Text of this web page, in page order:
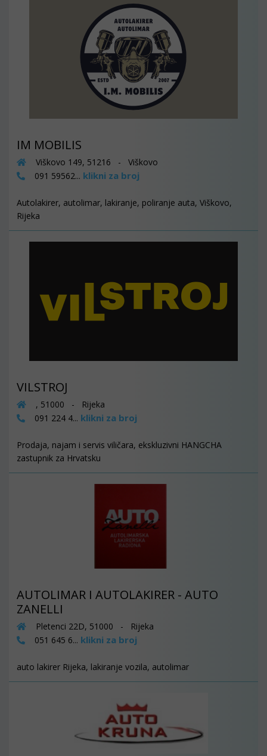
IM MOBILIS
Viškovo 149, 51216 - Viškovo
091 59562... klikni za broj
Autolakirer, autolimar, lakiranje, poliranje auta, Viškovo,
Rijeka
VILSTROJ
, 51000 - Rijeka
091 224 4... klikni za broj
Prodaja, najam i servis viličara, ekskluzivni HANGCHA
zastupnik za Hrvatsku
AUTOLIMAR I AUTOLAKIRER - AUTO
ZANELLI
Pletenci 22D, 51000 - Rijeka
051 645 6... klikni za broj
auto lakirer Rijeka, lakiranje vozila, autolimar